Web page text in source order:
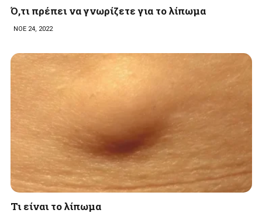
Ό,τι πρέπει να γνωρίζετε για το λίπωμα
ΝΟΕ 24, 2022
Τι είναι το λίπωμα